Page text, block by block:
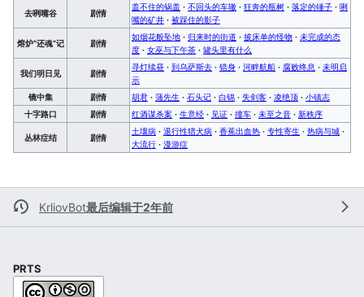
去咧嘴谷 剧情
盖不住的锅盖 · 不回头的车辙 · 狂奔的瓶树 · 落定的锤子 · 咧
嘴的矿井 · 被踩住的影子
熔炉“还魂”记 剧情
如烟花般坠地 · 归来时的街道 · 披床单的怪物 · 未完成的态
度 · 女巫与下午茶 · 罐头里有什么
我们明日见 剧情
寻灯续昼 · 到乌萨斯去 · 错身 · 河畔航船 · 腐败终息 · 未明启
示
镜中集
剧情 胡君 · 蒲先生 · 石头记 · 白锦 · 失剑客 · 凌绝顶 · 小镇志
十字路口
剧情 红酒谋杀案 · 生意经 · 见证 · 撞车 · 未至之音 · 新秩序
丛林症结 剧情
土壤病 · 退行性猎犬病 · 香蕉出血热 · 专性寄生 · 热病与城 ·
大流行 · 漫游症
KrliovBot最后编辑于2年前
PRTS